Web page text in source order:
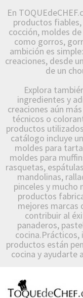
En
productos
cocción, moldes
como gorros,
ambición es
creaciones, desde
de un
Explora
ingredientes y
creaciones aún
técnicos o
productos
catálogo incluye
moldes para
moldes para
rasquetas,
mandolinas,
pinceles y mucho
productos
mejores marcas
contribuir al
panaderos,
cocina.Prácticos,
productos están
cocina y ayudarte